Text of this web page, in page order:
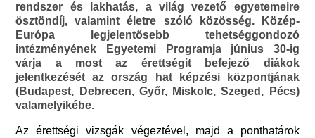
rendszer és lakhatás, a világ vezető egyetemeire
ösztöndíj, valamint életre szóló közösség. Közép-
Európa legjelentősebb tehetséggondozó
intézményének Egyetemi Programja június 30-ig
várja a most az érettségit befejező diákok
jelentkezését az ország hat képzési központjának
(Budapest, Debrecen, Győr, Miskolc, Szeged, Pécs)
valamelyikébe.
Az érettségi vizsgák végeztével, majd a ponthatárok